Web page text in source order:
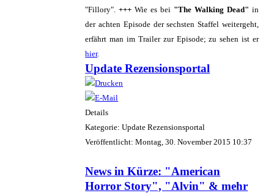
"Fillory".+++Wie es bei "The Walking Dead" in
der achten Episode der sechsten Staffel weitergeht,
erfährt man im Trailer zur Episode; zu sehen ist er
hier.
Update Rezensionsportal
Details
Kategorie: Update Rezensionsportal
Veröffentlicht: Montag, 30. November 2015 10:37
News in Kürze: "American
Horror Story", "Alvin" & mehr